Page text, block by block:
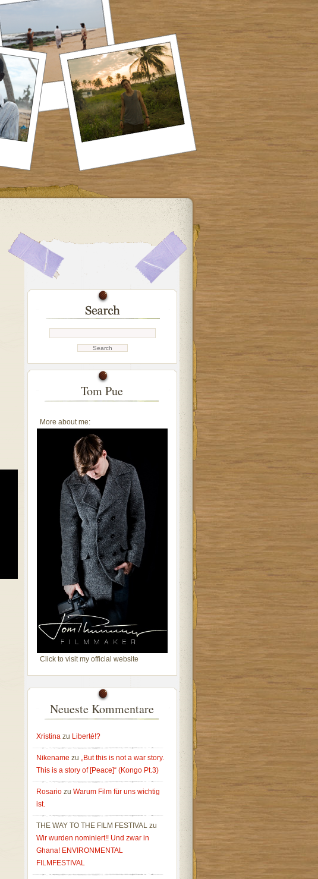
Tom Pue
More about me:
Click to visit my official website
Neueste Kommentare
Xristina zu Liberté!?
Nikename zu
„But this is not a war story.
This is a story of [Peace]“ (Kongo Pt.3)
Rosariozu Warum Film für uns wichtig
ist.
THE WAY TO THE FILM FESTIVAL zu
Wir wurden nominiert!! Und zwar in
Ghana! ENVIRONMENTAL
FILMFESTIVAL